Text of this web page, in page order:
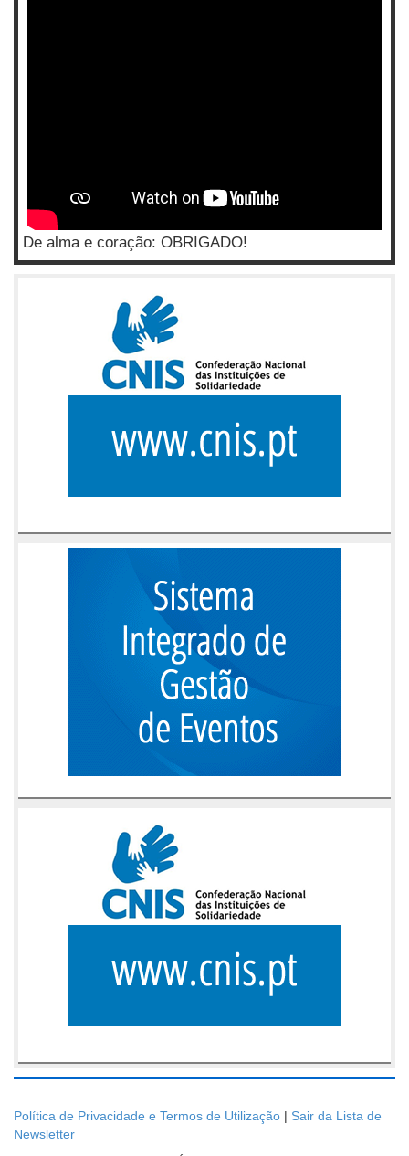
De alma e coração: OBRIGADO!
Política de Privacidade e Termos de Utilização | Sair da Lista de
Newsletter